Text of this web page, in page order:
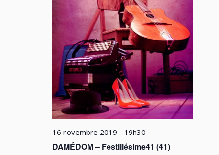
DAMÉDOM – Festillésime41 (41)
16 novembre 2019 - 19h30